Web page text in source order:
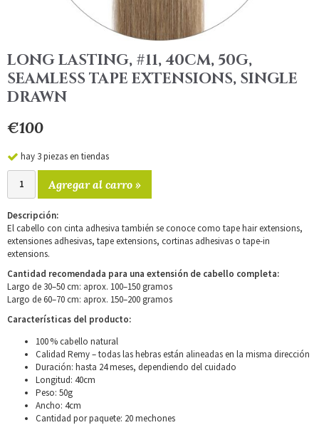
LONG LASTING, #11, 40CM, 50G,
SEAMLESS TAPE EXTENSIONS, SINGLE
DRAWN
€100
hay 3 piezas en tiendas
Agregar al carro »
Descripción:
El cabello con cinta adhesiva también se conoce como tape hair extensions,
extensiones adhesivas, tape extensions, cortinas adhesivas o tape-in
extensions.
Cantidad recomendada para una extensión de cabello completa:
Largo de 30–50 cm: aprox. 100–150 gramos
Largo de 60–70 cm: aprox. 150–200 gramos
Características del producto:
100 % cabello natural
Calidad Remy – todas las hebras están alineadas en la misma dirección
Duración: hasta 24 meses, dependiendo del cuidado
Longitud: 40cm
Peso: 50g
Ancho: 4cm
Cantidad por paquete: 20 mechones